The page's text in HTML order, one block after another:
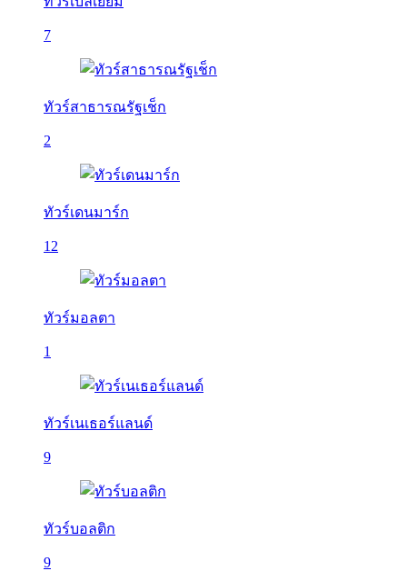
7
ทัวร์สาธารณรัฐเช็ก
2
ทัวร์เดนมาร์ก
12
ทัวร์มอลตา
1
ทัวร์เนเธอร์แลนด์
9
ทัวร์บอลติก
9